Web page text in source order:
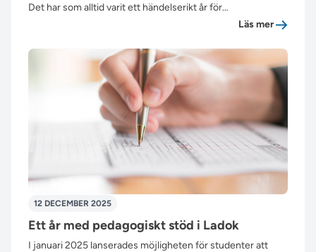
Det har som alltid varit ett händelserikt år för…
Läs mer
12 DECEMBER 2025
Ett år med pedagogiskt stöd i Ladok
I januari 2025 lanserades möjligheten för studenter att